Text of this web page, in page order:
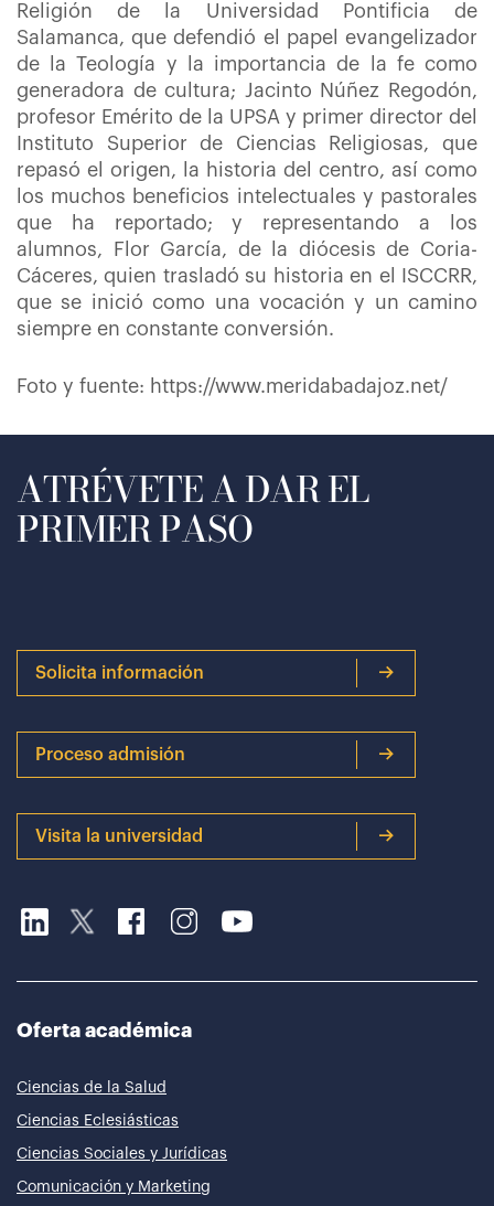
Religión de la Universidad Pontificia de
Salamanca, que defendió el papel evangelizador
de la Teología y la importancia de la fe como
generadora de cultura; Jacinto Núñez Regodón,
profesor Emérito de la UPSA y primer director del
Instituto Superior de Ciencias Religiosas, que
repasó el origen, la historia del centro, así como
los muchos beneficios intelectuales y pastorales
que ha reportado; y representando a los
alumnos, Flor García, de la diócesis de Coria-
Cáceres, quien trasladó su historia en el ISCCRR,
que se inició como una vocación y un camino
siempre en constante conversión.
Foto y fuente: https://www.meridabadajoz.net/
ATRÉVETE A DAR EL
PRIMER PASO
Solicita información
Proceso admisión
Visita la universidad
Oferta académica
Ciencias de la Salud
Ciencias Eclesiásticas
Ciencias Sociales y Jurídicas
Comunicación y Marketing